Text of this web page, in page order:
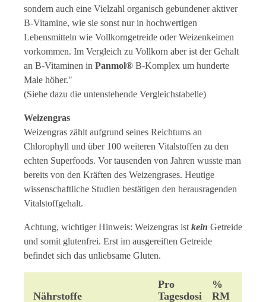
sondern auch eine Vielzahl organisch gebundener aktiver
B-Vitamine, wie sie sonst nur in hochwertigen
Lebensmitteln wie Vollkorngetreide oder Weizenkeimen
vorkommen. Im Vergleich zu Vollkorn aber ist der Gehalt
an B-Vitaminen in Panmol® B-Komplex um hunderte
Male höher."
(Siehe dazu die untenstehende Vergleichstabelle)
Weizengras
Weizengras zählt aufgrund seines Reichtums an
Chlorophyll und über 100 weiteren Vitalstoffen zu den
echten Superfoods. Vor tausenden von Jahren wusste man
bereits von den Kräften des Weizengrases. Heutige
wissenschaftliche Studien bestätigen den herausragenden
Vitalstoffgehalt.
Achtung, wichtiger Hinweis: Weizengras ist kein Getreide
und somit glutenfrei. Erst im ausgereiften Getreide
befindet sich das unliebsame Gluten.
Nährstoffe
Pro
Tagesdosi
%
RM